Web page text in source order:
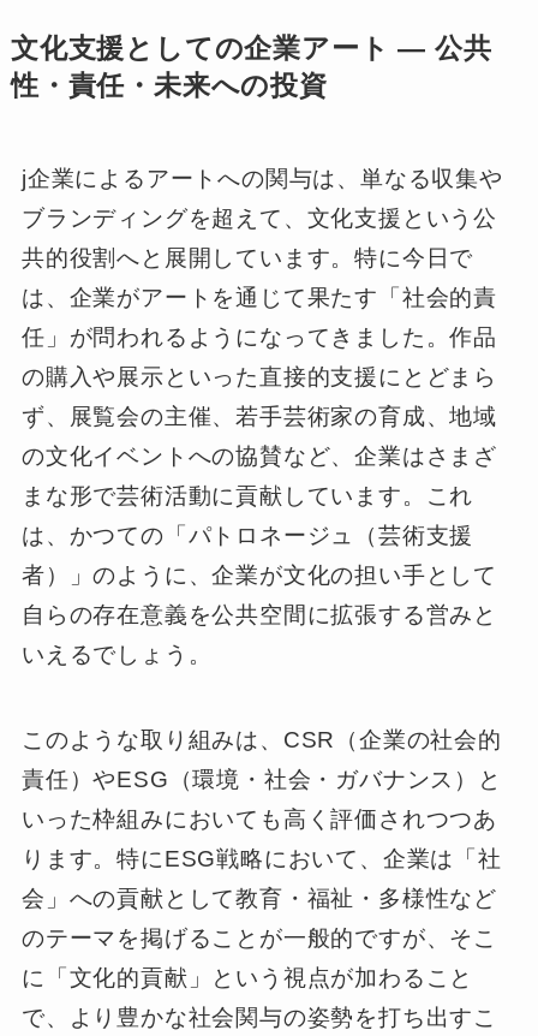
文化支援としての企業アート ― 公共
性・責任・未来への投資
j企業によるアートへの関与は、単なる収集や
ブランディングを超えて、文化支援という公
共的役割へと展開しています。特に今日で
は、企業がアートを通じて果たす「社会的責
任」が問われるようになってきました。作品
の購入や展示といった直接的支援にとどまら
ず、展覧会の主催、若手芸術家の育成、地域
の文化イベントへの協賛など、企業はさまざ
まな形で芸術活動に貢献しています。これ
は、かつての「パトロネージュ（芸術支援
者）」のように、企業が文化の担い手として
自らの存在意義を公共空間に拡張する営みと
いえるでしょう。
このような取り組みは、CSR（企業の社会的
責任）やESG（環境・社会・ガバナンス）と
いった枠組みにおいても高く評価されつつあ
ります。特にESG戦略において、企業は「社
会」への貢献として教育・福祉・多様性など
のテーマを掲げることが一般的ですが、そこ
に「文化的貢献」という視点が加わること
で、より豊かな社会関与の姿勢を打ち出すこ